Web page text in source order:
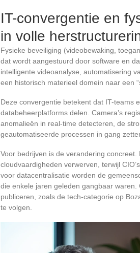
IT-convergentie en
in volle
Fysieke beveiliging (videobewaking,
dat wordt aangestuurd door software en
intelligente videoanalyse, automatisering
een historisch materieel domein naar een
Deze convergentie betekent dat IT-teams
databeheerplatforms delen. Camera’s
anomalieën in real-time detecteren, de
geautomatiseerde processen in gang
Voor bedrijven is de verandering
cloudvaardigheden verwerven, terwijl
voor datacentralisatie worden de
die enkele jaren geleden gangbaar
publiceren, zoals de tech-categorie op
te volgen.